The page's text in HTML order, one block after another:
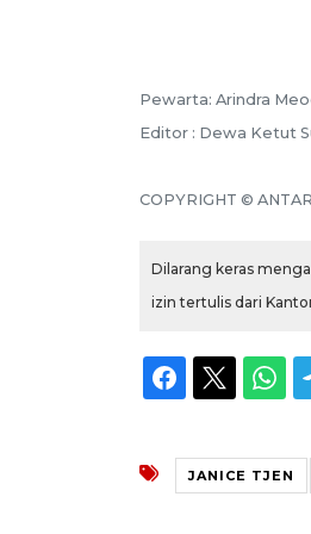
Pewarta: Arindra
Editor : Dewa Ketut
COPYRIGHT ©
Dilarang keras
izin tertulis dari
JANICE TJEN